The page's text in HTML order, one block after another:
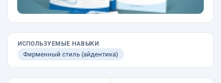
ИСПОЛЬЗУЕМЫЕ НАВЫКИ
Фирменный стиль (айдентика)